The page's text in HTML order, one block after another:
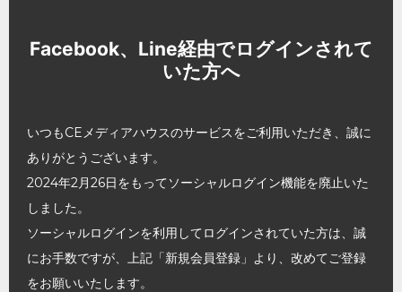
Facebook、Line経由でログインされて
いた方へ
いつもCEメディアハウスのサービスをご利用いただき、誠に
ありがとうございます。
2024年2月26日をもってソーシャルログイン機能を廃止いた
しました。
ソーシャルログインを利用してログインされていた方は、誠
にお手数ですが、上記「新規会員登録」より、改めてご登録
をお願いいたします。